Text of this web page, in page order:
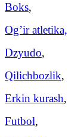
Boks,
Og’ir atletika,
Dzyudo,
Qilichbozlik,
Erkin kurash,
Futbol,